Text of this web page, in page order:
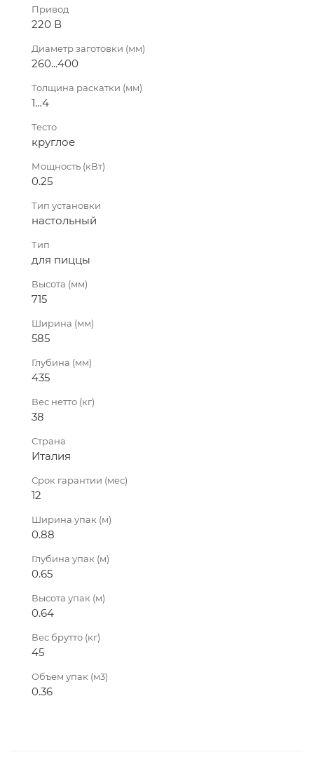
Привод
220 В
Диаметр заготовки (мм)
260...400
Толщина раскатки (мм)
1…4
Тесто
круглое
Мощность (кВт)
0.25
Тип установки
настольный
Тип
для пиццы
Высота (мм)
715
Ширина (мм)
585
Глубина (мм)
435
Вес нетто (кг)
38
Страна
Италия
Срок гарантии (мес)
12
Ширина упак (м)
0.88
Глубина упак (м)
0.65
Высота упак (м)
0.64
Вес брутто (кг)
45
Объем упак (м3)
0.36